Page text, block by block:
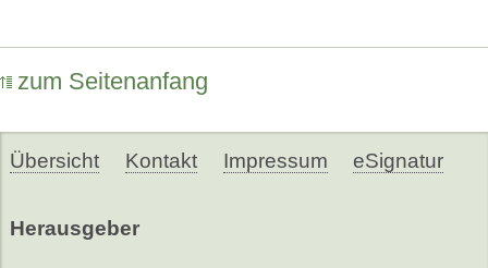
zum Seitenanfang
Übersicht Kontakt Impressum eSignatur
Herausgeber